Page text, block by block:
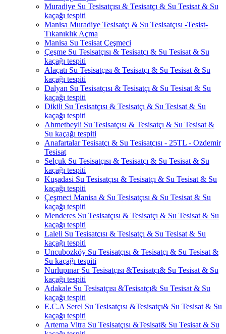
Muradiye Su Tesisatçısı & Tesisatçı & Su Tesisat & Su
kaçağı tespiti
Manisa Muradiye Tesisatçı & Su Tesisatçısı -Tesist-
Tıkanıklık Açma
Manisa Su Tesisat Çeşmeci
Çeşme Su Tesisatçısı & Tesisatçı & Su Tesisat & Su
kaçağı tespiti
Alaçatı Su Tesisatçısı & Tesisatçı & Su Tesisat & Su
kaçağı tespiti
Dalyan Su Tesisatçısı & Tesisatçı & Su Tesisat & Su
kaçağı tespiti
Dikili Su Tesisatçısı & Tesisatçı & Su Tesisat & Su
kaçağı tespiti
Ahmetbeyli Su Tesisatçısı & Tesisatçı & Su Tesisat &
Su kaçağı tespiti
Anafartalar Tesisatçı & Su Tesisatçısı - 25TL - Ozdemir
Tesisat
Selçuk Su Tesisatçısı & Tesisatçı & Su Tesisat & Su
kaçağı tespiti
Kuşadasi Su Tesisatçısı & Tesisatçı & Su Tesisat & Su
kaçağı tespiti
Çeşmeci Manisa & Su Tesisatçısı & Su Tesisat & Su
kaçağı tespiti
Menderes Su Tesisatçısı & Tesisatçı & Su Tesisat & Su
kaçağı tespiti
Laleli Su Tesisatçısı & Tesisatçı & Su Tesisat & Su
kaçağı tespiti
Uncubozköy Su Tesisatçısı & Tesisatçı & Su Tesisat &
Su kaçağı tespiti
Nurlupınar Su Tesisatçısı &Tesisatçı& Su Tesisat & Su
kaçağı tespiti
Adakale Su Tesisatçısı &Tesisatçı& Su Tesisat & Su
kaçağı tespiti
E.C.A Serel Su Tesisatçısı &Tesisatçı& Su Tesisat & Su
kaçağı tespiti
Artema Vitra Su Tesisatçısı &Tesisat& Su Tesisat & Su